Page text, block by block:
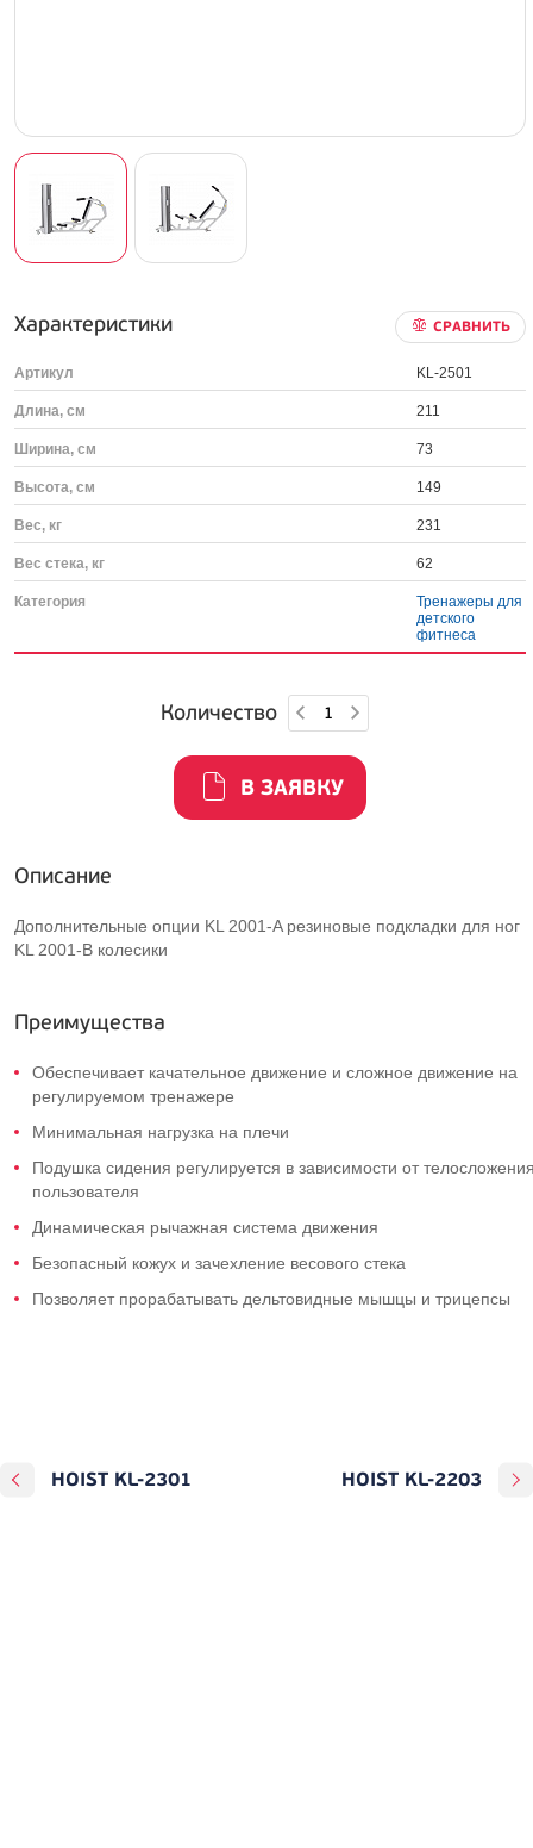
Характеристики СРАВНИТЬ
Артикул KL-2501
Длина, см 211
Ширина, см 73
Высота, см 149
Вес, кг 231
Вес стека, кг 62
Категория
Тренажеры для
детского
фитнеса
Количество
В ЗАЯВКУ
Описание
Дополнительные опции KL 2001-A резиновые подкладки для ног
KL 2001-В колесики
Преимущества
Обеспечивает качательное движение и сложное движение на
регулируемом тренажере
Минимальная нагрузка на плечи
Подушка сидения регулируется в зависимости от
пользователя
Динамическая рычажная система движения
Безопасный кожух и зачехление весового стека
Позволяет прорабатывать дельтовидные мышцы и трицепсы
HOIST KL-2301 HOIST KL-2203